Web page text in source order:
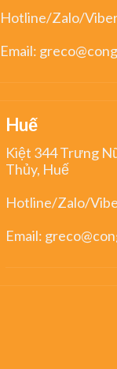
Hotline/Zalo/
Email:
Huế
Kiệt 344 Trưng
Thủy, Huế
Hotline/Zalo/
Email: